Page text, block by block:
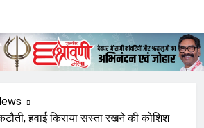
हवाई किराया सस्ता रखने की कोशिश